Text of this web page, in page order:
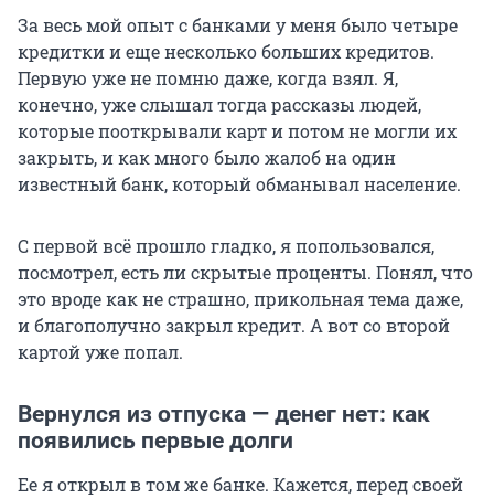
За весь мой опыт с банками у меня было четыре
кредитки и еще несколько больших кредитов.
Первую уже не помню даже, когда взял. Я,
конечно, уже слышал тогда рассказы людей,
которые пооткрывали карт и потом не могли их
закрыть, и как много было жалоб на один
известный банк, который обманывал население.
С первой всё прошло гладко, я попользовался,
посмотрел, есть ли скрытые проценты. Понял, что
это вроде как не страшно, прикольная тема даже,
и благополучно закрыл кредит. А вот со второй
картой уже попал.
Вернулся из отпуска — денег нет: как
появились первые долги
Ее я открыл в том же банке. Кажется, перед своей